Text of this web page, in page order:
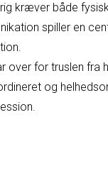
kræver både
spiller en
over for truslen
og